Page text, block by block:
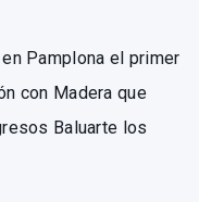
Pamplona el primer
con Madera que
Baluarte los